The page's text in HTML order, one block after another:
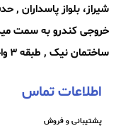
شیراز، بلواز پاسداران
ساختمان نیک , طبقه ۳ واحد ۶
اطلاعات تماس
پشتیبانی و فروش